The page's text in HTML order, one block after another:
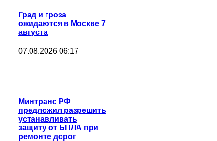
Град и гроза
ожидаются в Москве 7
августа
07.08.2026 06:17
Минтранс РФ
предложил разрешить
устанавливать
защиту от БПЛА при
ремонте дорог